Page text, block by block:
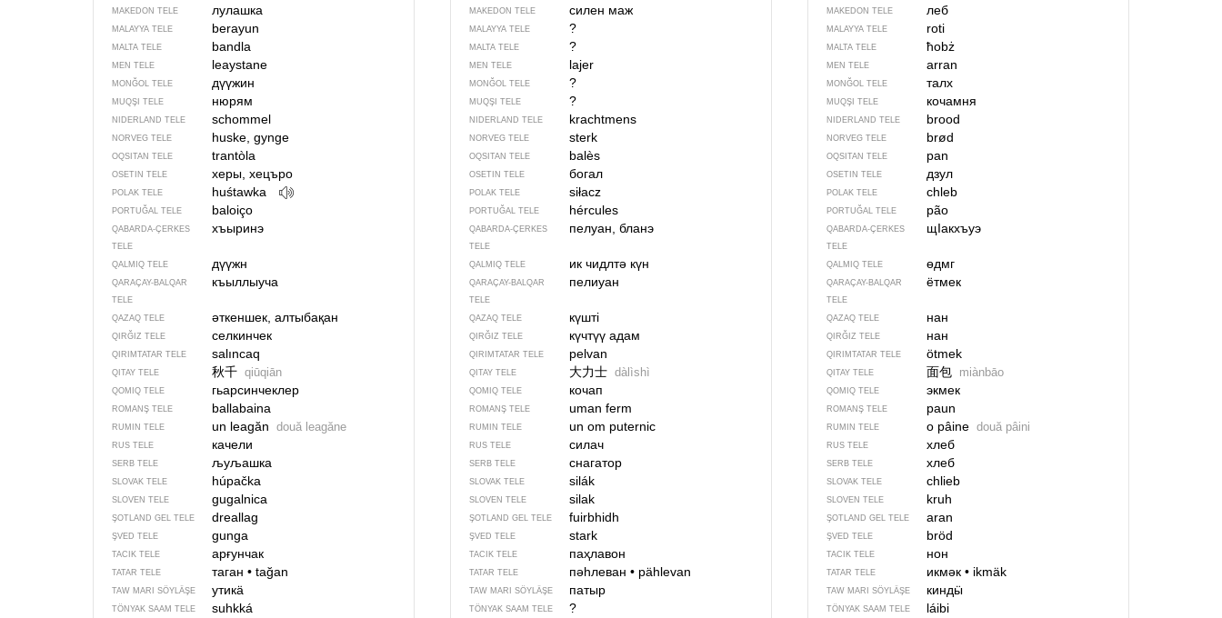
MAKEDON TELE лулашка
MALAYYA TELE berayun
MALTA TELE bandla
MEN TELE leaystane
MONĞOL TELE дүүжин
MUQŞI TELE нюрям
NIDERLAND TELE schommel
NORVEG TELE huske, gynge
OQSITAN TELE trantòla
OSETIN TELE херы, хецъро
POLAK TELE huśtawka
PORTUĞAL TELE baloiço
QABARDA-ÇERKES
TELE
хъыринэ
QALMIQ TELE дүүжн
QARAÇAY-BALQAR
TELE
къыллыуча
QAZAQ TELE әткеншек, алтыбақан
QIRĞIZ TELE селкинчек
QIRIMTATAR TELE salıncaq
QITAY TELE 秋千 qiūqiān
QOMIQ TELE гьарсинчеклер
ROMANŞ TELE ballabaina
RUMIN TELE un leagăn două leagăne
RUS TELE качели
SERB TELE љуљашка
SLOVAK TELE húpačka
SLOVEN TELE gugalnica
ŞOTLAND GEL TELE dreallag
ŞVED TELE gunga
TACIK TELE арғунчак
TATAR TELE таган •tağan
TAW MARI SÖYLÄŞE утикӓ
TÖNYAK SAAM TELE suhkká
MAKEDON TELE силен маж
MALAYYA TELE ?
MALTA TELE ?
MEN TELE lajer
MONĞOL TELE ?
MUQŞI TELE ?
NIDERLAND TELE krachtmens
NORVEG TELE sterk
OQSITAN TELE balès
OSETIN TELE богал
POLAK TELE siłacz
PORTUĞAL TELE hércules
QABARDA-ÇERKES
TELE
пелуан, бланэ
QALMIQ TELE ик чидлтә күн
QARAÇAY-BALQAR
TELE
пелиуан
QAZAQ TELE күшті
QIRĞIZ TELE күчтүү адам
QIRIMTATAR TELE pelvan
QITAY TELE 大力士 dàlìshì
QOMIQ TELE кочап
ROMANŞ TELE uman ferm
RUMIN TELE un om puternic
RUS TELE силач
SERB TELE снагатор
SLOVAK TELE silák
SLOVEN TELE silak
ŞOTLAND GEL TELE fuirbhidh
ŞVED TELE stark
TACIK TELE паҳлавон
TATAR TELE пәһлеван • pählevan
TAW MARI SÖYLÄŞE патыр
TÖNYAK SAAM TELE ?
MAKEDON TELE леб
MALAYYA TELE roti
MALTA TELE ħobż
MEN TELE arran
MONĞOL TELE талх
MUQŞI TELE кочамня
NIDERLAND TELE brood
NORVEG TELE brød
OQSITAN TELE pan
OSETIN TELE дзул
POLAK TELE chleb
PORTUĞAL TELE pão
QABARDA-ÇERKES
TELE
щIакхъуэ
QALMIQ TELE өдмг
QARAÇAY-BALQAR
TELE
ётмек
QAZAQ TELE нан
QIRĞIZ TELE нан
QIRIMTATAR TELE ötmek
QITAY TELE 面包 miànbāo
QOMIQ TELE экмек
ROMANŞ TELE paun
RUMIN TELE o pâine două pâini
RUS TELE хлеб
SERB TELE хлеб
SLOVAK TELE chlieb
SLOVEN TELE kruh
ŞOTLAND GEL TELE aran
ŞVED TELE bröd
TACIK TELE нон
TATAR TELE икмәк• ikmäk
TAW MARI SÖYLÄŞE киндӹ
TÖNYAK SAAM TELE láibi